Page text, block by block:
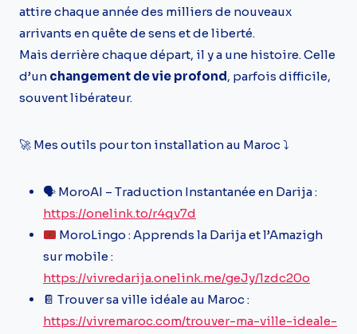
attire chaque année des milliers de nouveaux
arrivants en quête de sens et de liberté.
Mais derrière chaque départ, il y a une histoire. Celle
d’un changement de vie profond, parfois difficile,
souvent libérateur.
🚀 Mes outils pour ton installation au Maroc ⤵️
🗣️ MoroAI – Traduction Instantanée en Darija :
https://onelink.to/r4qv7d
MoroLingo : Apprends la Darija et l’Amazigh
sur mobile :
https://vivredarija.onelink.me/geJy/1zdc20o
📔 Trouver sa ville idéale au Maroc :
https://vivremaroc.com/trouver-ma-ville-ideale-